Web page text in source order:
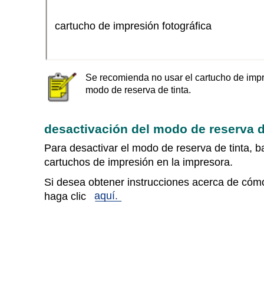
cartucho de impresión fotográfica
Se recomienda no usar el cartucho de
modo de reserva de tinta.
desactivación del modo de reserva
Para desactivar el modo de reserva de tinta,
cartuchos de impresión en la impresora.
Si desea obtener instrucciones acerca de
haga clic
aquí.